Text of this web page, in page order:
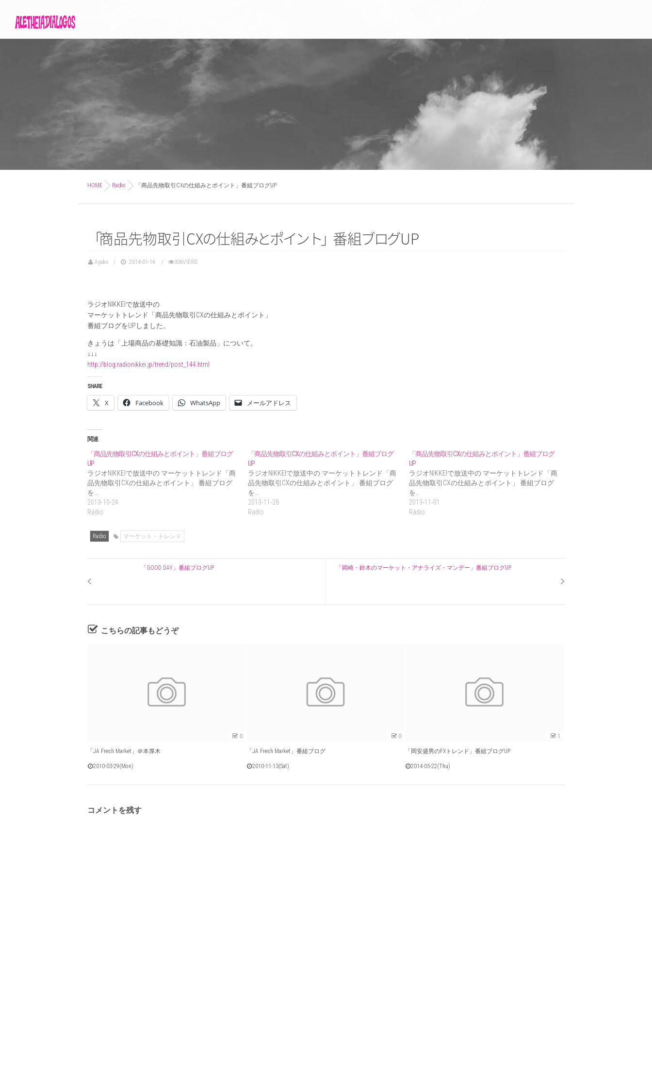
HOME Radio 「商品先物取引CXの仕組みとポイント」番組ブログUP
「商品先物取引CXの仕組 みとポイント」 番組 ブログUP
Ayako 2014-01-16 306VIEWS
ラジオNIKKEIで放送中の
マーケットトレンド「商品先物取引CXの仕組みとポイント」
番組ブログをUPしました。
きょうは「上場商品の基礎知識：石油製品」について。
↓↓↓
http://blog.radionikkei.jp/trend/post_144.html
SHARE
X Facebook WhatsApp メールアドレス
関連
「商品先物取引CXの仕組みとポイント」番組ブログ
UP
ラジオNIKKEIで放送中の マーケットトレンド「商
品先物取引CXの仕組みとポイント」 番組ブログ
を…
2013-10-24
Radio
「商品先物取引CXの仕組みとポイント」番組ブログ
UP
ラジオNIKKEIで放送中の マーケットトレンド「商
品先物取引CXの仕組みとポイント」 番組ブログ
を…
2013-11-28
Radio
「商品先物取引CXの仕組みとポイント」番組ブログ
UP
ラジオNIKKEIで放送中の マーケットトレンド「商
品先物取引CXの仕組みとポイント」 番組ブログ
を…
2013-11-01
Radio
Radio マーケット・トレンド
「GOOD DAY」番組ブログUP 「岡崎・鈴木のマーケット・アナライズ・マンデー」番組ブログUP
こちらの記事もどうぞ
0
「JA Fresh Market」＠本厚木
2010-03-29(Mon)
0
「JA Fresh Market」番組ブログ
2010-11-13(Sat)
1
「岡安盛男のFXトレンド」番組ブログUP
2014-05-22(Thu)
コメントを残す